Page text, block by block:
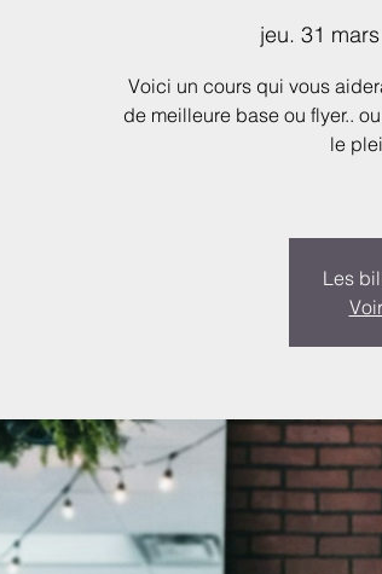
jeu. 31 mars
Voici un cours qui vous
de meilleure base ou flyer..
le
Les